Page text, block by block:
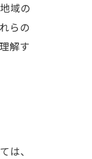
域の
らの
解す
は、